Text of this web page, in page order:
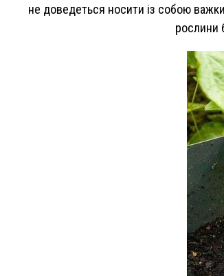
не доведеться носити із собою
рослини